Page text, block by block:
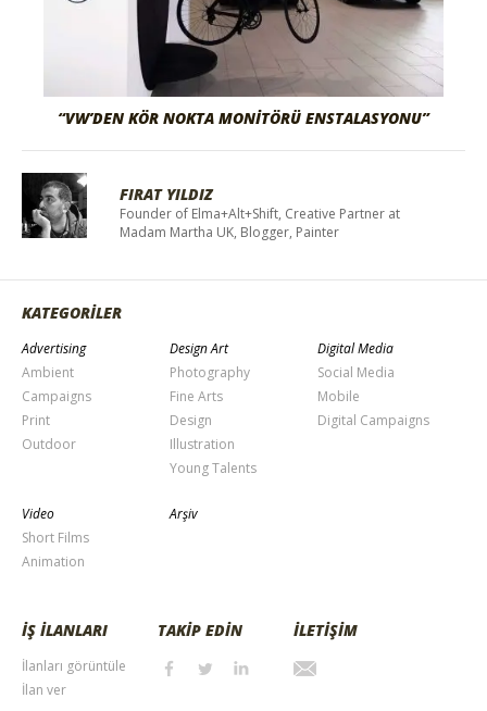
“VW’DEN KÖR NOKTA MONITÖRÜ ENSTALASYONU”
FIRAT YILDIZ
Founder of Elma+Alt+Shift, Creative Partner at
Madam Martha UK, Blogger, Painter
KATEGORİLER
Advertising
Ambient
Campaigns
Print
Outdoor
Design Art
Photography
Fine Arts
Design
Illustration
Young Talents
Digital Media
Social Media
Mobile
Digital Campaigns
Video
Short Films
Animation
Arşiv
İŞ İLANLARI
İlanları görüntüle
İlan ver
TAKİP EDİN İLETİŞİM